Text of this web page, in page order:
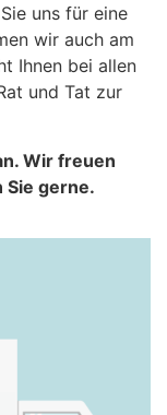
uns für eine
wir auch am
Ihnen bei allen
und Tat zur
Wir freuen
Sie gerne.